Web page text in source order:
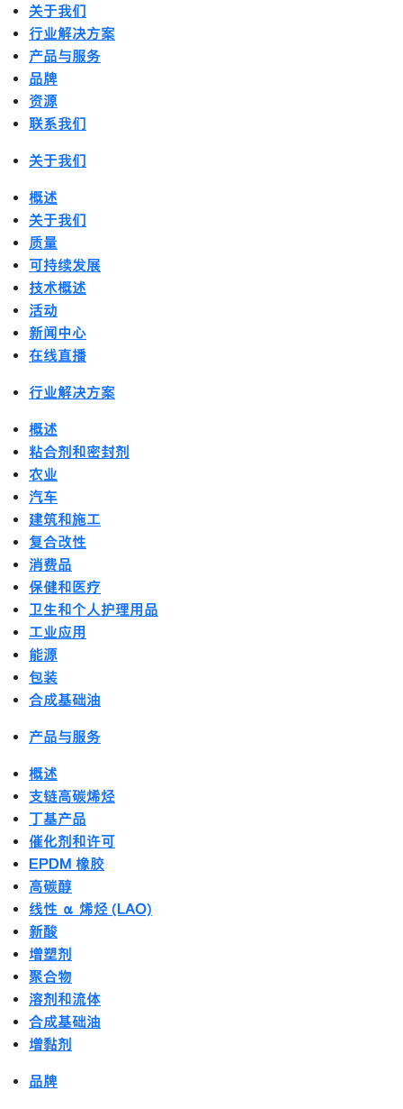
关于我们
行业解决方案
产品与服务
品牌
资源
联系我们
关于我们
概述
关于我们
质量
可持续发展
技术概述
活动
新闻中心
在线直播
行业解决方案
概述
粘合剂和密封剂
农业
汽车
建筑和施工
复合改性
消费品
保健和医疗
卫生和个人护理用品
工业应用
能源
包装
合成基础油
产品与服务
概述
支链高碳烯烃
丁基产品
催化剂和许可
EPDM 橡胶
高碳醇
线性 α 烯烃 (LAO)
新酸
增塑剂
聚合物
溶剂和流体
合成基础油
增黏剂
品牌